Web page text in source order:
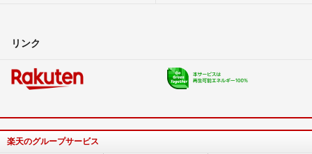
リンク
楽天のグループサービス